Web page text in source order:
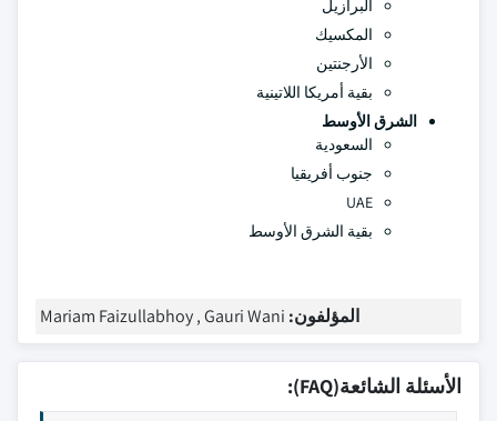
البرازيل
المكسيك
الأرجنتين
بقية أمريكا اللاتينية
الشرق الأوسط
السعودية
جنوب أفريقيا
UAE
بقية الشرق الأوسط
المؤلفون: Mariam Faizullabhoy , Gauri Wani
الأسئلة الشائعة(FAQ):